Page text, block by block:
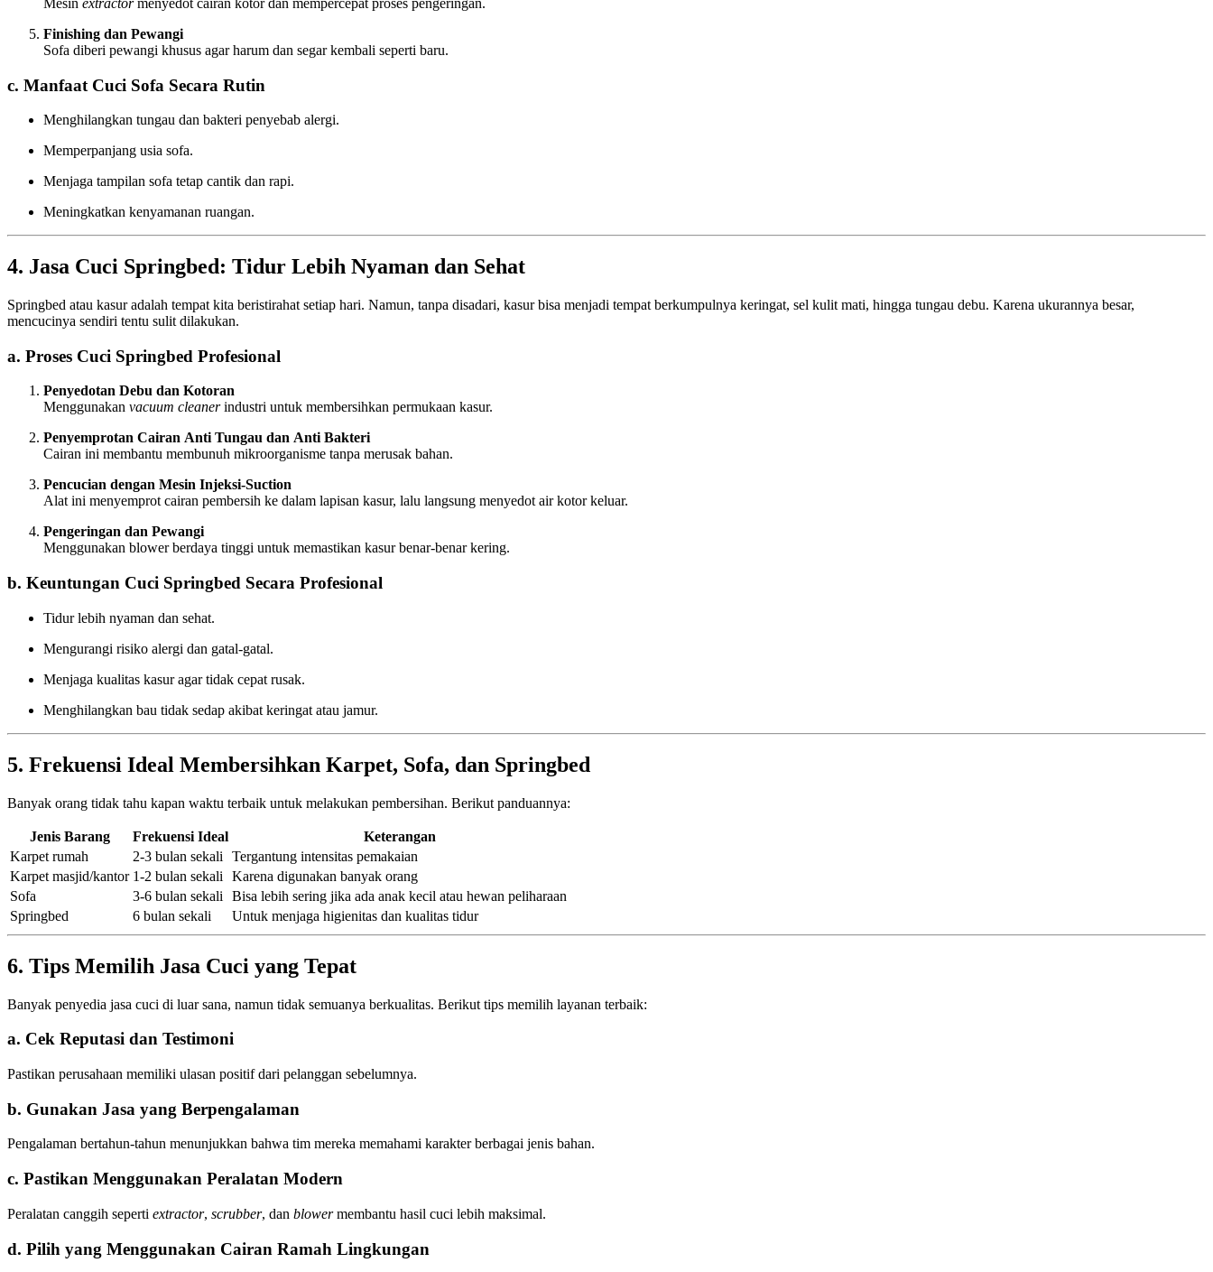
Finishing dan Pewangi
Sofa diberi pewangi khusus agar harum dan segar kembali seperti baru.
c. Manfaat Cuci Sofa Secara Rutin
Menghilangkan tungau dan bakteri penyebab alergi.
Memperpanjang usia sofa.
Menjaga tampilan sofa tetap cantik dan rapi.
Meningkatkan kenyamanan ruangan.
4. Jasa Cuci Springbed: Tidur Lebih Nyaman dan Sehat
Springbed atau kasur adalah tempat kita beristirahat setiap hari. Namun, tanpa disadari, kasur bisa menjadi tempat berkumpulnya keringat, sel kulit mati, hingga tungau debu. Karena ukurannya besar,
mencucinya sendiri tentu sulit dilakukan.
a. Proses Cuci Springbed Profesional
Penyedotan Debu dan Kotoran
Menggunakan vacuum cleanerindustri untuk membersihkan permukaan kasur.
Penyemprotan Cairan Anti Tungau dan Anti Bakteri
Cairan ini membantu membunuh mikroorganisme tanpa merusak bahan.
Pencucian dengan Mesin Injeksi-Suction
Alat ini menyemprot cairan pembersih ke dalam lapisan kasur, lalu langsung menyedot air kotor keluar.
Pengeringan dan Pewangi
Menggunakan blower berdaya tinggi untuk memastikan kasur benar-benar kering.
b. Keuntungan Cuci Springbed Secara Profesional
Tidur lebih nyaman dan sehat.
Mengurangi risiko alergi dan gatal-gatal.
Menjaga kualitas kasur agar tidak cepat rusak.
Menghilangkan bau tidak sedap akibat keringat atau jamur.
5. Frekuensi Ideal Membersihkan Karpet, Sofa, dan Springbed
Banyak orang tidak tahu kapan waktu terbaik untuk melakukan pembersihan. Berikut panduannya:
Jenis Barang Frekuensi Ideal
Keterangan
Karpet rumah
2-3 bulan sekali
Tergantung intensitas pemakaian
Karpet masjid/kantor 1-2 bulan sekali
Karena digunakan banyak orang
Sofa
3-6 bulan sekali
Bisa lebih sering jika ada anak kecil atau hewan peliharaan
Springbed
6 bulan sekali Untuk menjaga higienitas dan kualitas tidur
6. Tips Memilih Jasa Cuci yang Tepat
Banyak penyedia jasa cuci di luar sana, namun tidak semuanya berkualitas. Berikut tips memilih layanan terbaik:
a. Cek Reputasi dan Testimoni
Pastikan perusahaan memiliki ulasan positif dari pelanggan sebelumnya.
b. Gunakan Jasa yang Berpengalaman
Pengalaman bertahun-tahun menunjukkan bahwa tim mereka memahami karakter berbagai jenis bahan.
c. Pastikan Menggunakan Peralatan Modern
Peralatan canggih seperti extractor, scrubber, dan blowermembantu hasil cuci lebih maksimal.
d. Pilih yang Menggunakan Cairan Ramah Lingkungan